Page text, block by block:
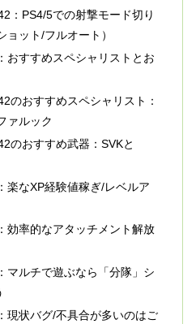
：PS4/5での射撃モード切り
ット/フルオート）
おすすめスペシャリストとお
のおすすめスペシャリスト：
ァルック
のおすすめ武器：SVKと
楽なXP経験値稼ぎ/レベルア
効率的なアタッチメント解放
マルチで遊ぶなら「分隊」シ
現状バグ/不具合が多いのはご